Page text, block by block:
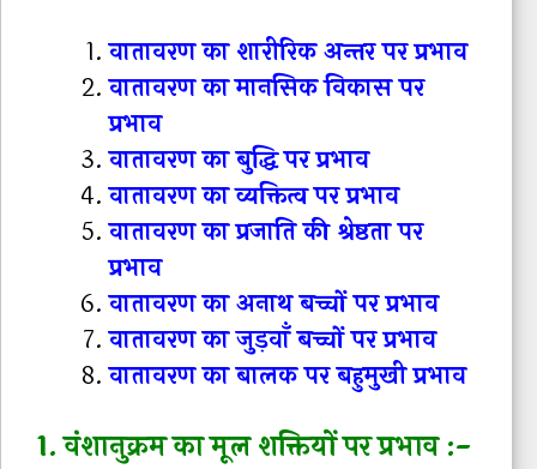
वातावरण का शारीरिक अन्तर पर प्रभाव
वातावरण का मानसिक विकास पर
प्रभाव
वातावरण का बुद्धि पर प्रभाव
वातावरण का व्यक्तित्व पर प्रभाव
वातावरण का प्रजाति की श्रेष्ठता पर
प्रभाव
वातावरण का अनाथ बच्चों पर प्रभाव
वातावरण का जुड़वाँ बच्चों पर प्रभाव
वातावरण का बालक पर बहुमुखी प्रभाव
1. वंशानुक्रम का मूल शक्तियों पर प्रभाव :-